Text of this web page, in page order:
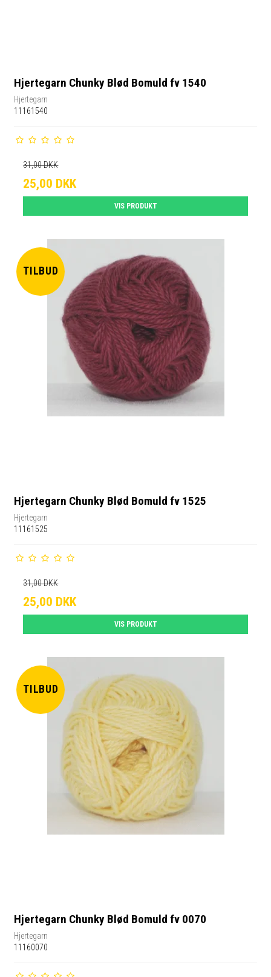
Hjertegarn Chunky Blød Bomuld fv 1540
Hjertegarn
11161540
31,00 DKK
25,00 DKK
VIS PRODUKT
TILBUD
Hjertegarn Chunky Blød Bomuld fv 1525
Hjertegarn
11161525
31,00 DKK
25,00 DKK
VIS PRODUKT
TILBUD
Hjertegarn Chunky Blød Bomuld fv 0070
Hjertegarn
11160070